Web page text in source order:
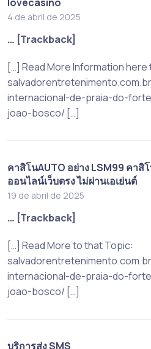
4 de abril de 2025
… [Trackback]
[…] Read More Information
internacional-de-praia-do-
joao-bosco/ […]
คาสิโนAUTO อย่าง LSM99 คาสิ
ออนไลน์เว็บตรง ไม่ผ่านเอเย่นต์
19 de abril de 2025
… [Trackback]
[…] Read More to that Topic:
internacional-de-praia-do-
joao-bosco/ […]
บริการส่ง SMS